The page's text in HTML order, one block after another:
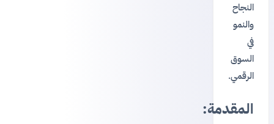
النجاح
والنمو
في
السوق
الرقمي.
المقدمة: